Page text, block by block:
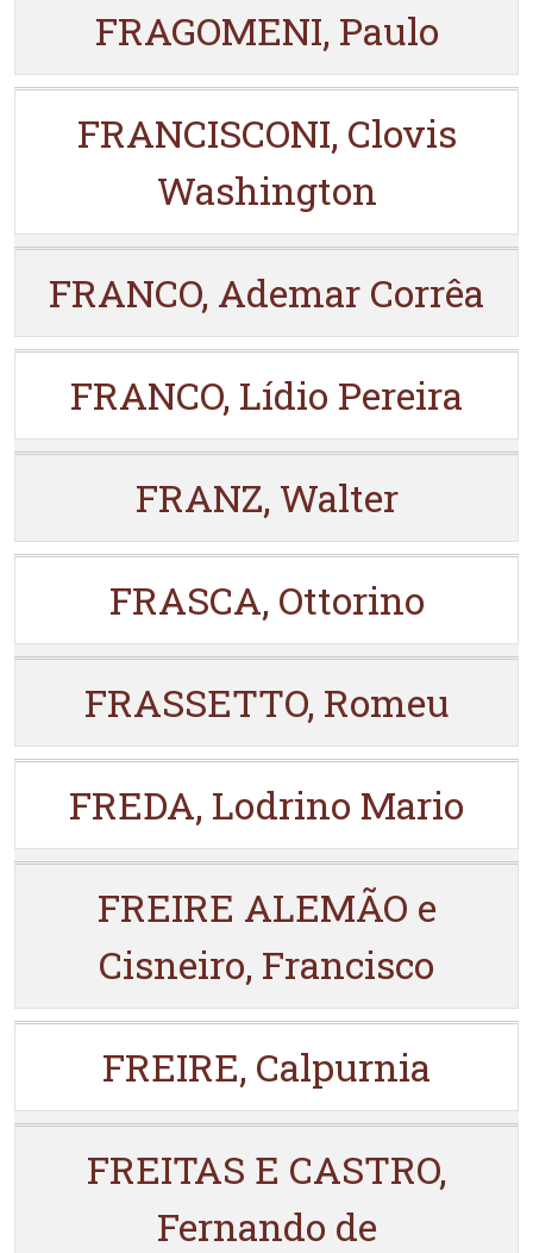
FRAGOMENI, Paulo
FRANCISCONI, Clovis
Washington
FRANCO, Ademar Corrêa
FRANCO, Lídio Pereira
FRANZ, Walter
FRASCA, Ottorino
FRASSETTO, Romeu
FREDA, Lodrino Mario
FREIRE ALEMÃO e
Cisneiro, Francisco
FREIRE, Calpurnia
FREITAS E CASTRO,
Fernando de